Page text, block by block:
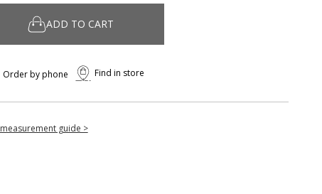
ADD TO CART
Order by phone Find in store
measurement guide >